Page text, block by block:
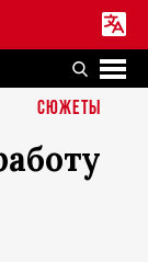
СЮЖЕТЫ